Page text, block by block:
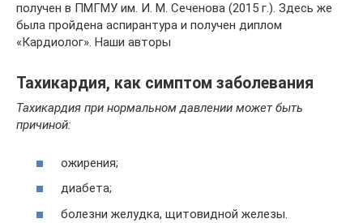
получен в ПМГМУ им. И. М. Сеченова (2015 г.). Здесь же
была пройдена аспирантура и получен диплом
«Кардиолог». Наши авторы
Тахикардия, как симптом заболевания
Тахикардия при нормальном давлении может быть
причиной:
ожирения;
диабета;
болезни желудка, щитовидной железы.